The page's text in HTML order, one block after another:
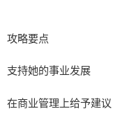
攻略要点
支持她的事业发展
在商业管理上给予建议